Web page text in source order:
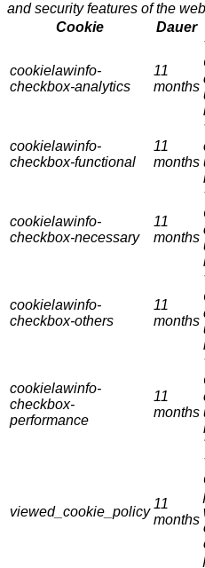
and security features of the
Cookie
Dauer
cookielawinfo-
checkbox-analytics
11
months
cookielawinfo-
checkbox-functional
11
months
cookielawinfo-
checkbox-necessary
11
months
cookielawinfo-
checkbox-others
11
months
cookielawinfo-
checkbox-
performance
11
months
viewed_cookie_policy
11
months